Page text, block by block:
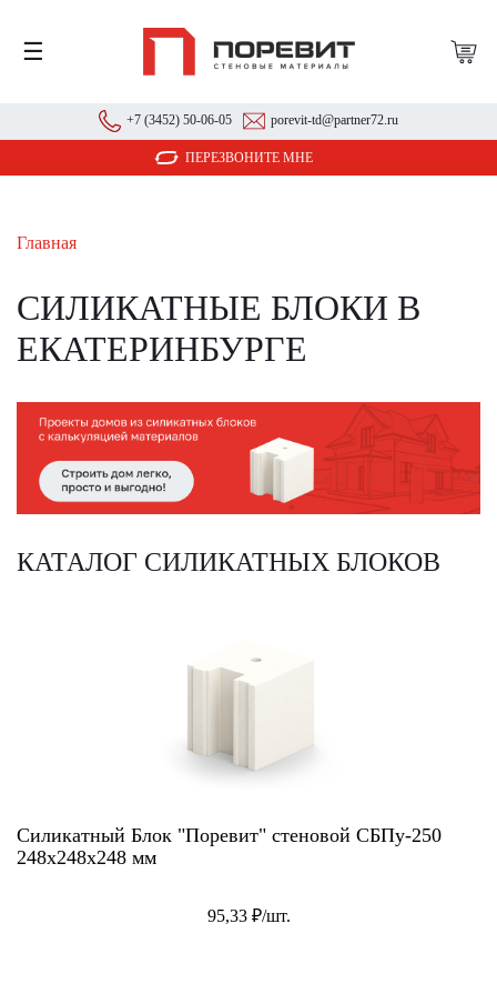
☰
+7 (3452) 50-06-05 porevit-td@partner72.ru
ПЕРЕЗВОНИТЕ МНЕ
Главная
СИЛИКАТНЫЕ БЛОКИ В
ЕКАТЕРИНБУРГЕ
КАТАЛОГ СИЛИКАТНЫХ БЛОКОВ
Силикатный Блок "Поревит" стеновой СБПу-250
248x248x248 мм
95,33 ₽/шт.